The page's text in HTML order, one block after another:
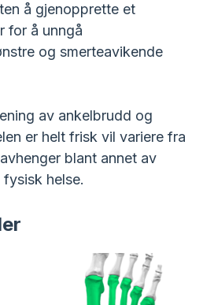
å gjenopprette et
for å unngå
og smerteavikende
av ankelbrudd og
er helt frisk vil variere fra
blant annet av
helse.